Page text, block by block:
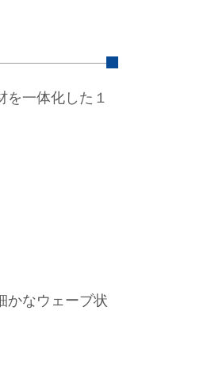
一体化した１
かなウェーブ状